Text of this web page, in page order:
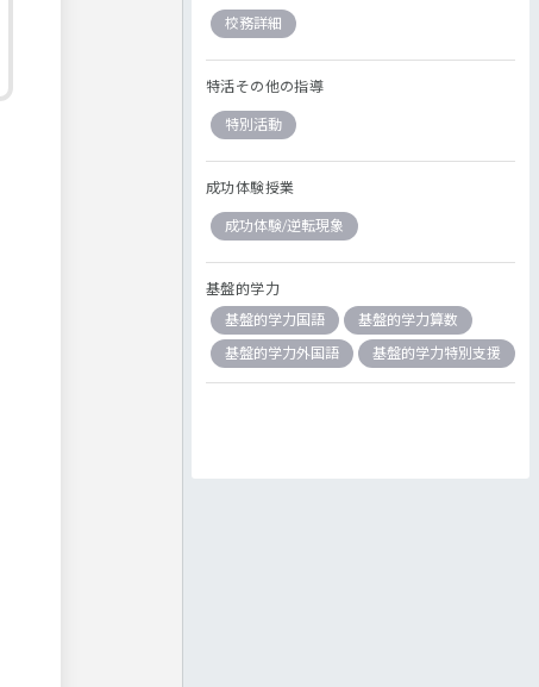
校務詳細
特活その他の指導
特別活動
成功体験授業
成功体験/逆転現象
基盤的学力
基盤的学力国語
基盤的学力算数
基盤的学力外国語
基盤的学力特別支援